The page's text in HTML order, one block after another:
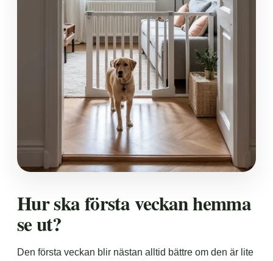
Hur ska första veckan hemma
se ut?
Den första veckan blir nästan alltid bättre om den är lite